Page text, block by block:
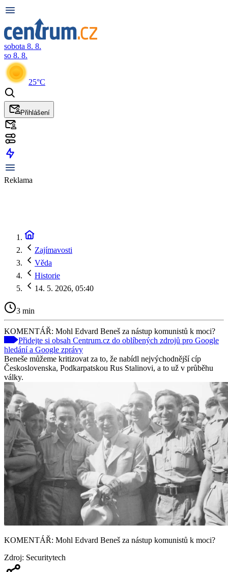
sobota 8. 8.
so 8. 8.
25°C
Přihlášení
Reklama
Zajímavosti
Věda
Historie
14. 5. 2026, 05:40
3 min
KOMENTÁŘ: Mohl Edvard Beneš za nástup komunistů k moci?
Přidejte si obsah Centrum.cz do oblíbených zdrojů pro Google
hledání a Google zprávy
Beneše můžeme kritizovat za to, že nabídl nejvýchodnější cíp
Československa, Podkarpatskou Rus Stalinovi, a to už v průběhu
války.
KOMENTÁŘ: Mohl Edvard Beneš za nástup komunistů k moci?
Zdroj: Securitytech